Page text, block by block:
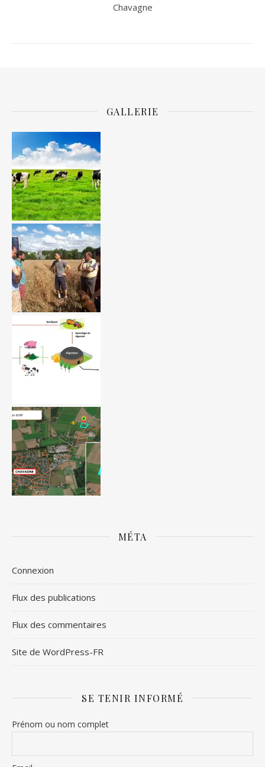
Chavagne
GALLERIE
MÉTA
Connexion
Flux des publications
Flux des commentaires
Site de WordPress-FR
SE TENIR INFORMÉ
Prénom ou nom complet